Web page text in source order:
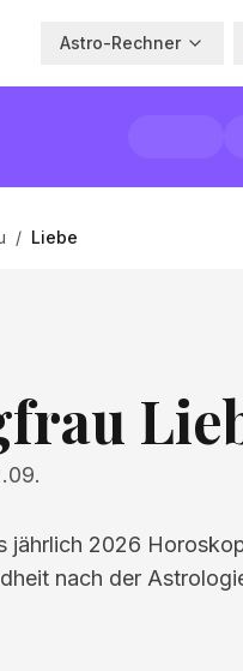
Astro-Rechner
/ Liebe
jährlich 2026
nach der